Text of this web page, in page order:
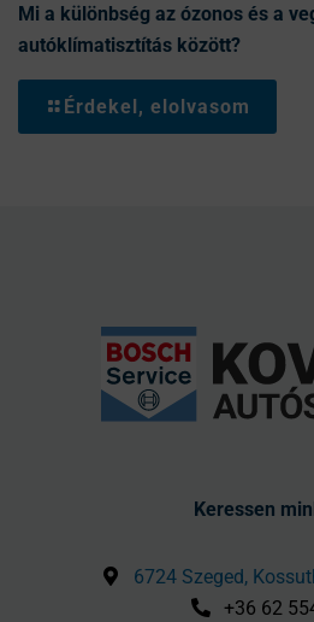
Mi a különbség az ózonos és a
autóklímatisztítás között?
Érdekel, elolvasom
Keressen
6724 Szeged,
+36 62